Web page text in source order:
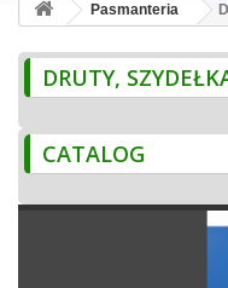
Pasmanteria
DRUTY,
CATALOG